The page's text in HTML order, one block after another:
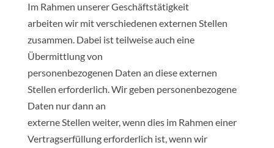
Im Rahmen unserer Geschäftstätigkeit
arbeiten wir mit verschiedenen externen Stellen
zusammen. Dabei ist teilweise auch eine
Übermittlung von
personenbezogenen Daten an diese externen
Stellen erforderlich. Wir geben personenbezogene
Daten nur dann an
externe Stellen weiter, wenn dies im Rahmen einer
Vertragserfüllung erforderlich ist, wenn wir